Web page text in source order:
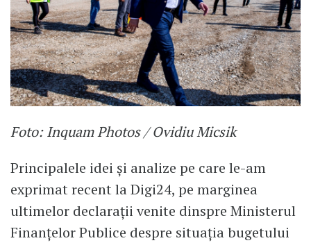
Foto: Inquam Photos / Ovidiu Micsik
Principalele idei și analize pe care le-am
exprimat recent la Digi24, pe marginea
ultimelor declarații venite dinspre Ministerul
Finanțelor Publice despre situația bugetului